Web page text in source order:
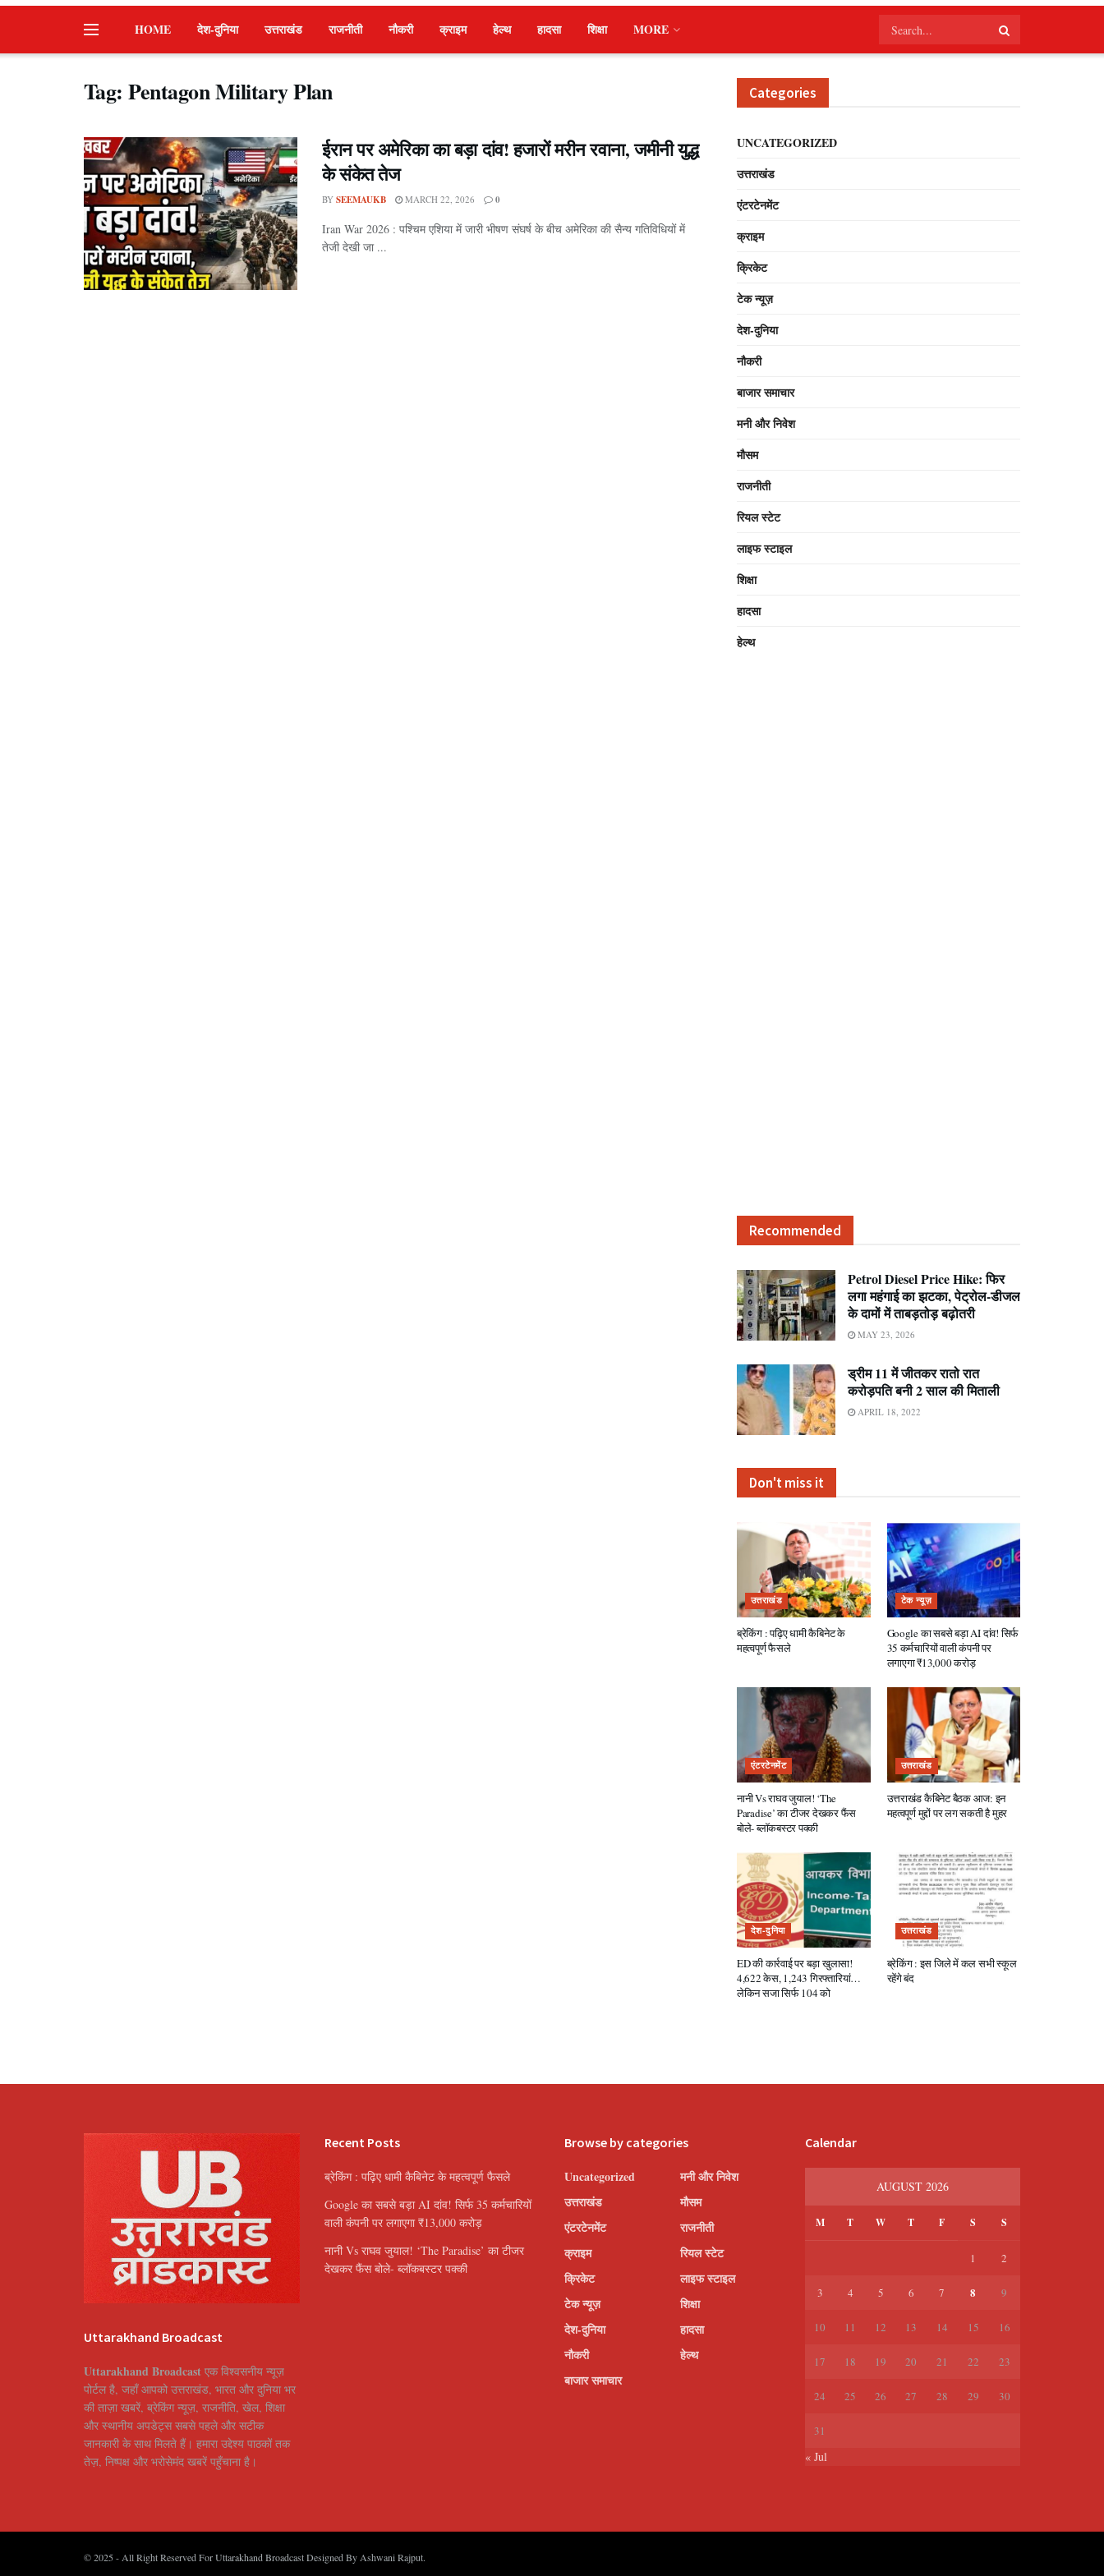
HOME देश-दुनिया उत्तराखंड राजनीती नौकरी क्राइम हेल्थ हादसा शिक्षा MORE
Tag:Pentagon Military Plan
ईरान पर अमेरिका का बड़ा दांव! हजारों मरीन रवाना, जमीनी युद्ध
के संकेत तेज
BY SEEMAUKB MARCH 22, 2026 0
Iran War 2026 : पश्चिम एशिया में जारी भीषण संघर्ष के बीच अमेरिका की सैन्य गतिविधियों में
तेजी देखी जा ...
Categories
UNCATEGORIZED
उत्तराखंड
एंटरटेनमेंट
क्राइम
क्रिकेट
टेक न्यूज़
देश-दुनिया
नौकरी
बाजार समाचार
मनी और निवेश
मौसम
राजनीती
रियल स्टेट
लाइफ स्टाइल
शिक्षा
हादसा
हेल्थ
Recommended
Petrol Diesel Price Hike: फिर
लगा महंगाई का झटका, पेट्रोल-डीजल
के दामों में ताबड़तोड़ बढ़ोतरी
MAY 23, 2026
ड्रीम 11 में जीतकर रातो रात
करोड़पति बनी 2 साल की मिताली
APRIL 18, 2022
Don't miss it
उत्तराखंड
ब्रेकिंग : पढ़िए धामी कैबिनेट के
महत्वपूर्ण फैसले
टेक न्यूज़
Google का सबसे बड़ा AI दांव! सिर्फ
35 कर्मचारियों वाली कंपनी पर
लगाएगा ₹13,000 करोड़
एंटरटेनमेंट
नानी Vs राघव जुयाल! ‘The
Paradise’ का टीजर देखकर फैंस
बोले- ब्लॉकबस्टर पक्की
उत्तराखंड
उत्तराखंड कैबिनेट बैठक आज: इन
महत्वपूर्ण मुद्दों पर लग सकती है मुहर
देश-दुनिया
ED की कार्रवाई पर बड़ा खुलासा!
4,622 केस, 1,243 गिरफ्तारियां…
लेकिन सजा सिर्फ 104 को
उत्तराखंड
ब्रेकिंग : इस जिले में कल सभी स्कूल
रहेंगे बंद
Uttarakhand Broadcast
Uttarakhand Broadcast एक विश्वसनीय न्यूज़
पोर्टल है, जहाँ आपको उत्तराखंड, भारत और दुनिया भर
की ताज़ा खबरें, ब्रेकिंग न्यूज़, राजनीति, खेल, शिक्षा
और स्थानीय अपडेट्स सबसे पहले और सटीक
जानकारी के साथ मिलते हैं। हमारा उद्देश्य पाठकों तक
तेज़, निष्पक्ष और भरोसेमंद खबरें पहुँचाना है।
Recent Posts
ब्रेकिंग : पढ़िए धामी कैबिनेट के महत्वपूर्ण फैसले
Google का सबसे बड़ा AI दांव! सिर्फ 35 कर्मचारियों
वाली कंपनी पर लगाएगा ₹13,000 करोड़
नानी Vs राघव जुयाल! ‘The Paradise’ का टीजर
देखकर फैंस बोले- ब्लॉकबस्टर पक्की
Browse by categories
Uncategorized
उत्तराखंड
एंटरटेनमेंट
क्राइम
क्रिकेट
टेक न्यूज़
देश-दुनिया
नौकरी
बाजार समाचार
मनी और निवेश
मौसम
राजनीती
रियल स्टेट
लाइफ स्टाइल
शिक्षा
हादसा
हेल्थ
Calendar
AUGUST 2026
M T W T F S S
1 2
3 4 5 6 7 8 9
10 11 12 13 14 15 16
17 18 19 20 21 22 23
24 25 26 27 28 29 30
31
« Jul
© 2025 - All Right Reserved For Uttarakhand Broadcast Designed By Ashwani Rajput.